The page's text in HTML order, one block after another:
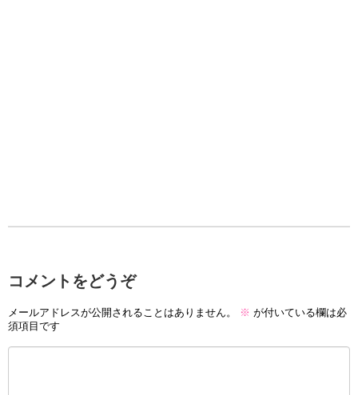
コメントをどうぞ
メールアドレスが公開されることはありません。 ※ が付いている欄は必
須項目です